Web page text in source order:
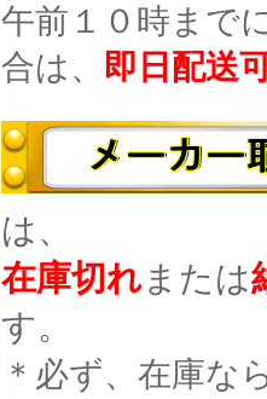
午前１０時まで
合は、 即日配送
は、
在庫切れまたは
す。
＊必ず、在庫な